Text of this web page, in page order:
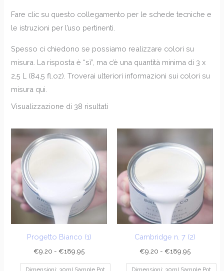
Fare clic su questo collegamento per le schede tecniche e
le istruzioni per l’uso pertinenti.
Spesso ci chiedono se possiamo realizzare colori su
misura. La risposta è “sì”, ma c’è una quantità minima di 3 x
2,5 L (84,5 fl.oz). Troverai ulteriori informazioni sui colori su
misura qui.
Visualizzazione di 38 risultati
Progetto Bianco (1)
€9.20 - €189.95
di
prezzo:
da
€9.20
€189.95
Dimensioni: 30ml Sample Pot
Cambridge n. 7 (2)
€9.20 - €189.95
prezzo:
da
€9.20
€189.95
Dimensioni: 30ml Sample Pot